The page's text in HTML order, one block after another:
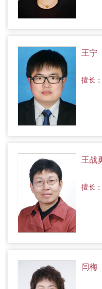
王宁
擅长：
王战
擅长：
闫梅